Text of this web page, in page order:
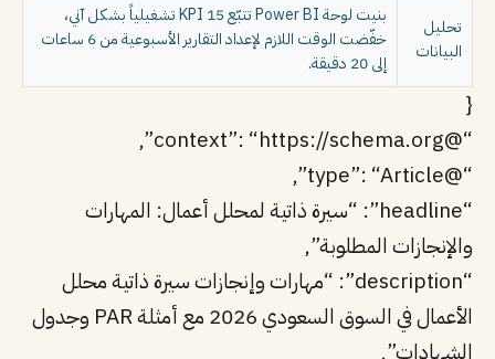
تحليل
البيانات
بنيت لوحة Power BI تتبّع 15 KPI تشغيلياً بشكل آني،
خفّضت الوقت اللازم لإعداد التقارير الأسبوعية من 6 ساعات
إلى 20 دقيقة.
{
“@context”: “https://schema.org”,
“@type”: “Article”,
“headline”: “سيرة ذاتية لمحلل أعمال: المهارات
والإنجازات المطلوبة”,
“description”: “مهارات وإنجازات سيرة ذاتية محلل
الأعمال في السوق السعودي 2026 مع أمثلة PAR وجدول
الشهادات”,